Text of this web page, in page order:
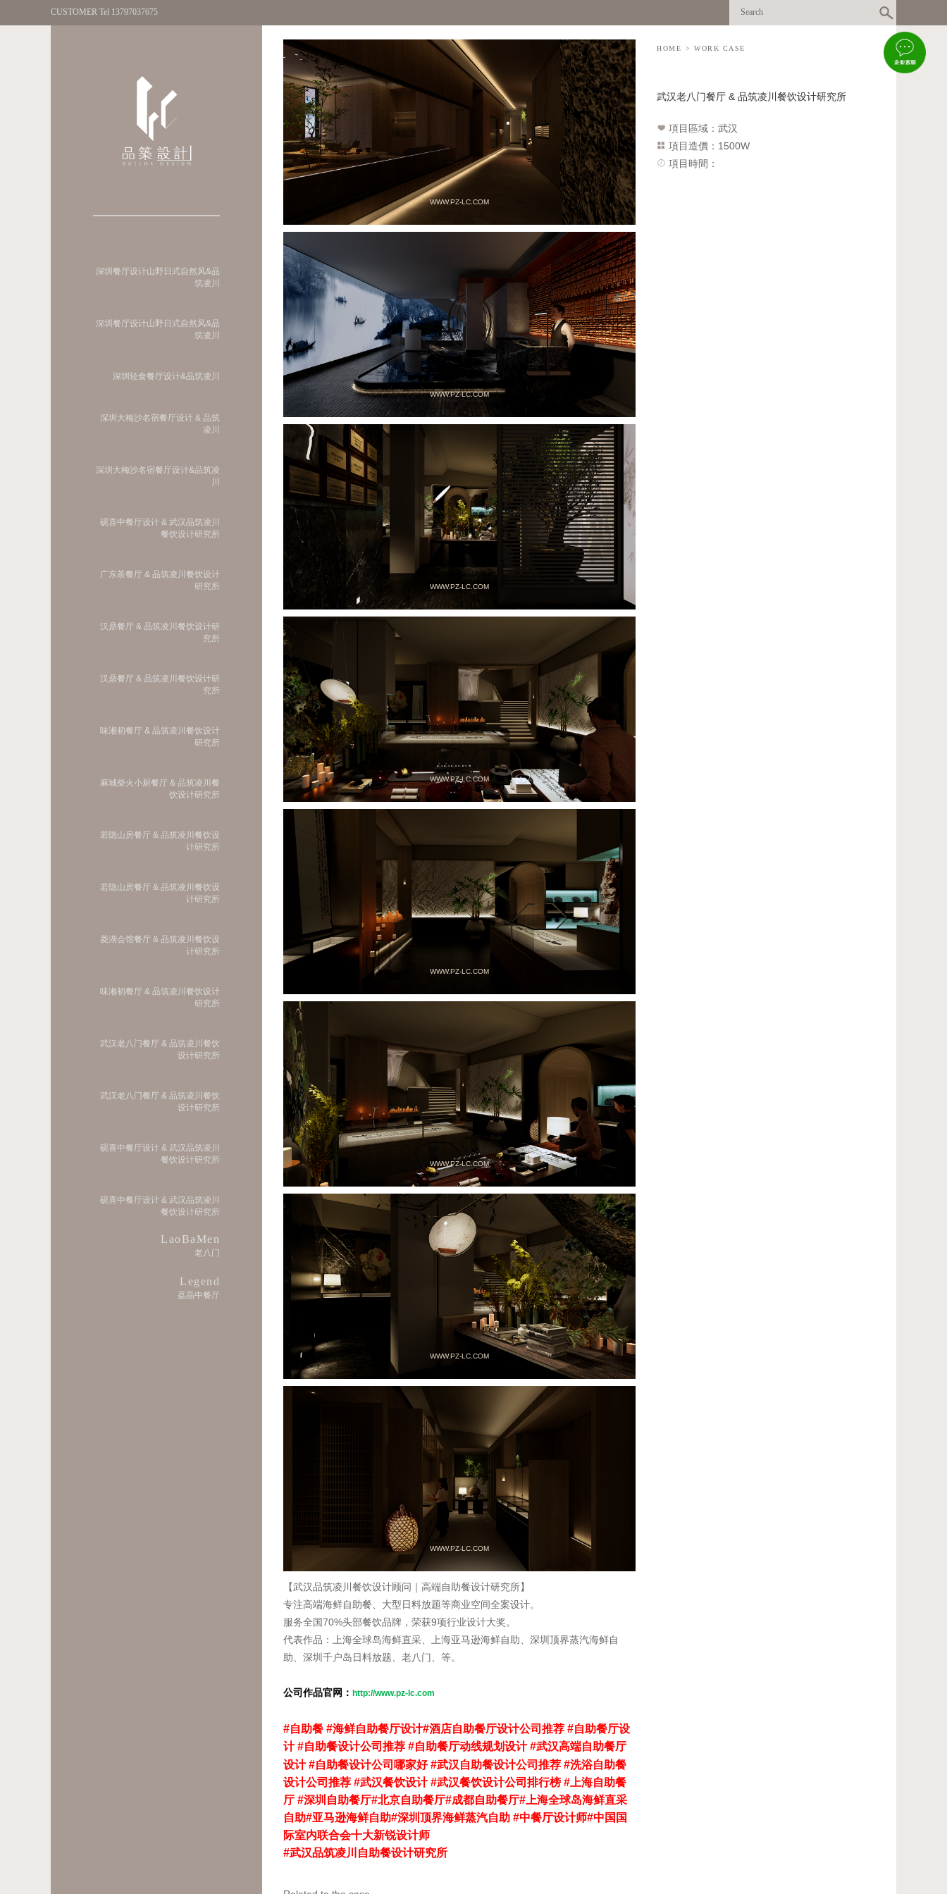
CUSTOMER Tel 13797037675
深圳餐厅设计山野日式自然风&品
筑凌川
深圳餐厅设计山野日式自然风&品
筑凌川
深圳轻食餐厅设计&品筑凌川
深圳大梅沙名宿餐厅设计 & 品筑
凌川
深圳大梅沙名宿餐厅设计&品筑凌
川
砚喜中餐厅设计 & 武汉品筑凌川
餐饮设计研究所
广东茶餐厅 & 品筑凌川餐饮设计
研究所
汉鼎餐厅 & 品筑凌川餐饮设计研
究所
汉鼎餐厅 & 品筑凌川餐饮设计研
究所
味湘初餐厅 & 品筑凌川餐饮设计
研究所
麻城柴火小厨餐厅 & 品筑凌川餐
饮设计研究所
若隐山房餐厅 & 品筑凌川餐饮设
计研究所
若隐山房餐厅 & 品筑凌川餐饮设
计研究所
菱湖会馆餐厅 & 品筑凌川餐饮设
计研究所
味湘初餐厅 & 品筑凌川餐饮设计
研究所
武汉老八门餐厅 & 品筑凌川餐饮
设计研究所
武汉老八门餐厅 & 品筑凌川餐饮
设计研究所
砚喜中餐厅设计 & 武汉品筑凌川
餐饮设计研究所
砚喜中餐厅设计 & 武汉品筑凌川
餐饮设计研究所
LaoBaMen
老八门
Legend
荔晶中餐厅
WWW.PZ-LC.COM
WWW.PZ-LC.COM
WWW.PZ-LC.COM
WWW.PZ-LC.COM
WWW.PZ-LC.COM
WWW.PZ-LC.COM
WWW.PZ-LC.COM
WWW.PZ-LC.COM
【武汉品筑凌川餐饮设计顾问｜高端自助餐设计研究所】
专注高端海鲜自助餐、大型日料放题等商业空间全案设计。
服务全国70%头部餐饮品牌，荣获9项行业设计大奖。
代表作品：上海全球岛海鲜直采、上海亚马逊海鲜自助、深圳顶界蒸汽海鲜自
助、深圳千户岛日料放题、老八门、等。
公司作品官网： http://www.pz-lc.com
#自助餐 #海鲜自助餐厅设计#酒店自助餐厅设计公司推荐 #自助餐厅设
计#自助餐设计公司推荐 #自助餐厅动线规划设计#武汉高端自助餐厅
设计#自助餐设计公司哪家好#武汉自助餐设计公司推荐 #洗浴自助餐
设计公司推荐 #武汉餐饮设计#武汉餐饮设计公司排行榜 # 上海自助餐
厅 #深圳自助餐厅#北京自助餐厅#成都自助餐厅# 上海全球岛海鲜直采
自助#亚马逊海鲜自助#深圳顶界海鲜蒸汽自助 #中餐厅设计师#中国国
际室内联合会十大新锐设计师
#武汉品筑凌川自助餐设计研究所
HOME > WORK CASE
武汉老八门餐厅 & 品筑凌川餐饮设计研究所
項目區域：武汉
項目造價：1500W
項目時間：